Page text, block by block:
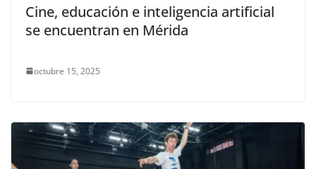
Cine, educación e inteligencia artificial
se encuentran en Mérida
octubre 15, 2025